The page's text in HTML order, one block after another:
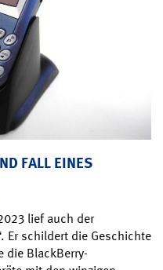
FALL EINES
lief auch der
Er schildert die Geschichte
die BlackBerry-